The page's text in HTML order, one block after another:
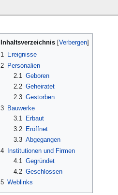
Inhaltsverzeichnis
1 Ereignisse
2 Personalien
2.1 Geboren
2.2 Geheiratet
2.3 Gestorben
3 Bauwerke
3.1
Erbaut
3.2
Eröffnet
3.3 Abgegangen
4 Institutionen und Firmen
4.1 Gegründet
4.2 Geschlossen
5 Weblinks